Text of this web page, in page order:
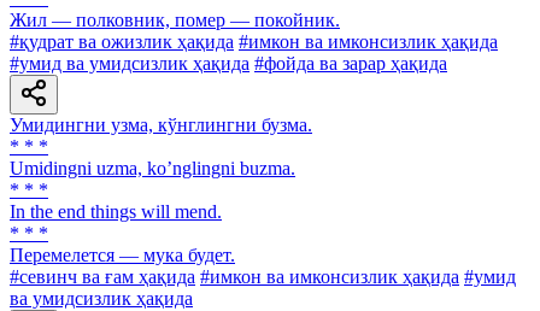
Жил — полковник, помер — покойник.
#қудрат ва ожизлик ҳақида #имкон ва имконсизлик ҳақида
#умид ва умидсизлик ҳақида #фойда ва зарар ҳақида
Умидингни узма, кўнглингни бузма.
* * *
Umidingni uzma, koʼnglingni buzma.
* * *
In the end things will mend.
* * *
Перемелется — мука будет.
#севинч ва ғам ҳақида #имкон ва имконсизлик ҳақида #умид
ва умидсизлик ҳақида